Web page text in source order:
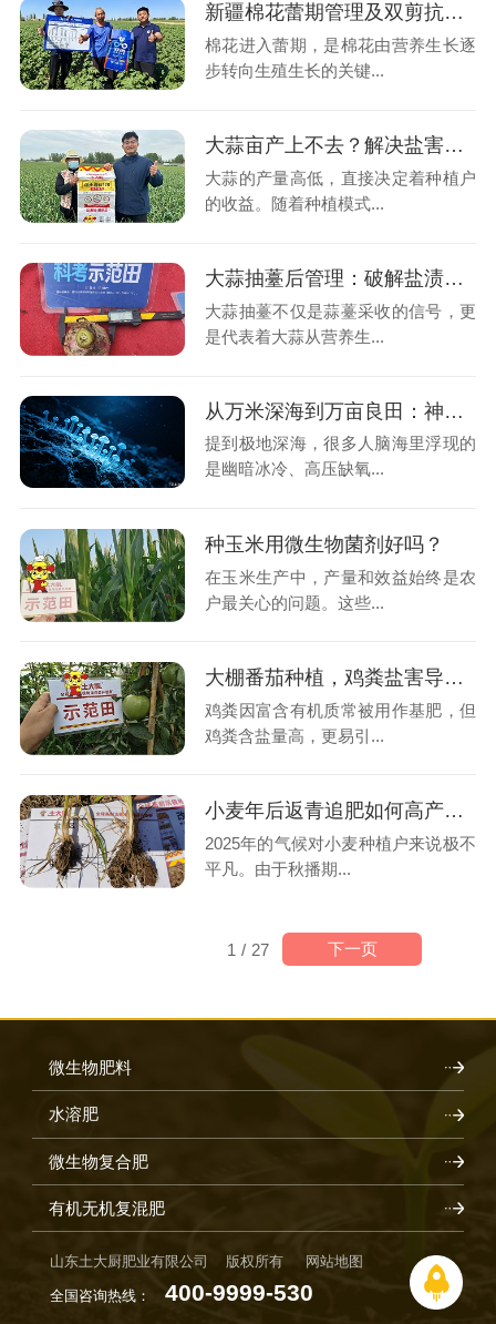
新疆棉花蕾期管理及双剪抗盐生根菌应用
棉花进入蕾期，是棉花由营养生长逐
步转向生殖生长的关键...
大蒜亩产上不去？解决盐害轻松增产
大蒜的产量高低，直接决定着种植户
的收益。随着种植模式...
大蒜抽薹后管理：破解盐渍化困局，守护产量
大蒜抽薹不仅是蒜薹采收的信号，更
是代表着大蒜从营养生...
从万米深海到万亩良田：神奇的南极深海菌，如何破解土壤盐碱难题？
提到极地深海，很多人脑海里浮现的
是幽暗冰冷、高压缺氧...
种玉米用微生物菌剂好吗？
在玉米生产中，产量和效益始终是农
户最关心的问题。这些...
大棚番茄种植，鸡粪盐害导致僵苗怎么办？
鸡粪因富含有机质常被用作基肥，但
鸡粪含盐量高，更易引...
小麦年后返青追肥如何高产？关键在这三招
2025年的气候对小麦种植户来说极不
平凡。由于秋播期...
1 / 27 下一页
微生物肥料
水溶肥
微生物复合肥
有机无机复混肥
山东土大厨肥业有限公司 版权所有 网站地图
全国咨询热线： 400-9999-530